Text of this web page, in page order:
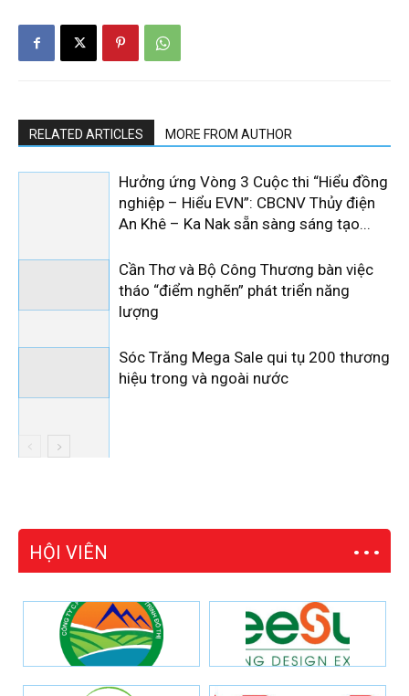
RELATED ARTICLES MORE FROM AUTHOR
Hưởng ứng Vòng 3 Cuộc thi “Hiểu đồng
nghiệp – Hiểu EVN”: CBCNV Thủy điện
An Khê – Ka Nak sẵn sàng sáng tạo...
Cần Thơ và Bộ Công Thương bàn việc
tháo “điểm nghẽn” phát triển năng
lượng
Sóc Trăng Mega Sale qui tụ 200 thương
hiệu trong và ngoài nước
HỘI VIÊN